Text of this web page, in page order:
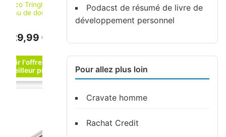
Keuco Tringle de
rideau de douche
29,99 €
Podacst de résumé de livre de
développement personnel
Pour allez plus loin
Cravate homme
Rachat Credit